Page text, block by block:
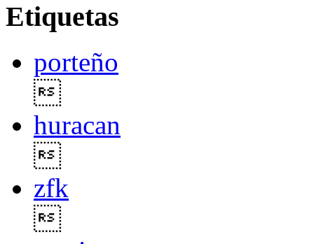
Etiquetas
porteño
huracan
zfk